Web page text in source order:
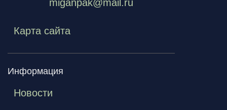
miganpak@mail.ru
Карта сайта
Информация
Новости